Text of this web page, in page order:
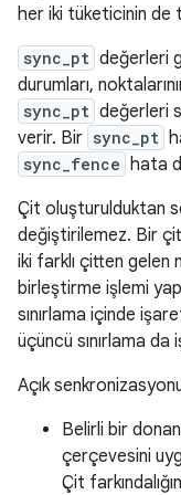
her iki tüketicinin de
sync_pt değerleri
durumları,
sync_pt değerleri
verir. Bir sync_pt
sync_fence hata
Çit oluşturulduktan
değiştirilemez. Bir
iki farklı çitten gelen
birleştirme işlemi
sınırlama içinde
üçüncü sınırlama
Açık
Belirli bir
çerçevesini
Çit